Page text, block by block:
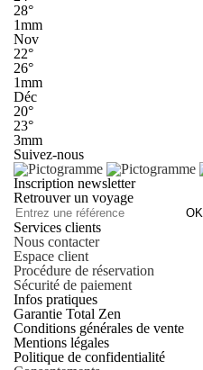
28°
1mm
Nov
22°
26°
1mm
Déc
20°
23°
3mm
Suivez-nous
Inscription newsletter
Retrouver un voyage
OK
Services clients
Nous contacter
Espace client
Procédure de réservation
Sécurité de paiement
Infos pratiques
Garantie Total Zen
Conditions générales de vente
Mentions légales
Politique de confidentialité